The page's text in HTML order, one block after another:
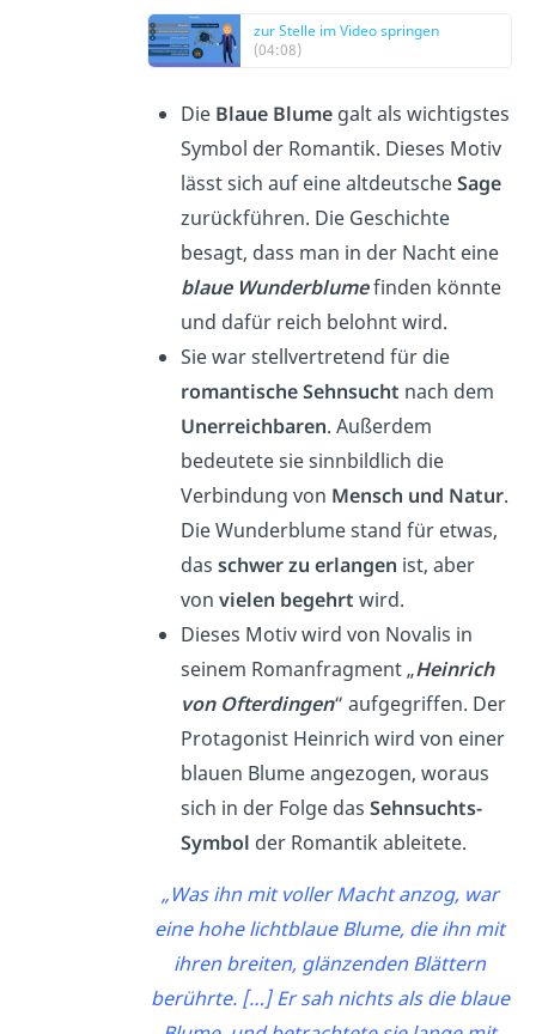
zur Stelle im Video springen
(04:08)
Die Blaue Blume galt als wichtigstes
Symbol der Romantik. Dieses Motiv
lässt sich auf eine altdeutscheSage
zurückführen. Die Geschichte
besagt, dass man in der Nacht eine
blaue Wunderblumefinden könnte
und dafür reich belohnt wird.
Sie war stellvertretend für die
romantische Sehnsucht nach dem
Unerreichbaren. Außerdem
bedeutete sie sinnbildlich die
Verbindung von Mensch und Natur.
Die Wunderblume stand für etwas,
dasschwer zu erlangen ist, aber
vonvielen begehrt wird.
Dieses Motiv wird von Novalis in
seinem Romanfragment „Heinrich
von Ofterdingen“ aufgegriffen. Der
Protagonist Heinrich wird von einer
blauen Blume angezogen, woraus
sich in der Folge dasSehnsuchts-
Symbol der Romantik ableitete.
„Was ihn mit voller Macht anzog, war
eine hohe lichtblaue Blume, die ihn mit
ihren breiten, glänzenden Blättern
berührte. […] Er sah nichts als die blaue